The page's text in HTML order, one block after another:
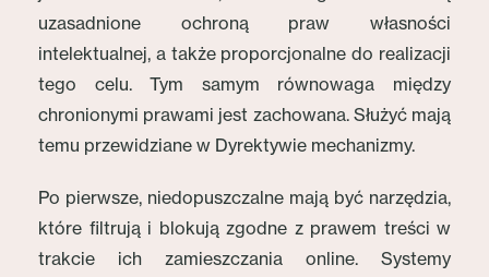
uzasadnione ochroną praw własności
intelektualnej, a także proporcjonalne do realizacji
tego celu. Tym samym równowaga między
chronionymi prawami jest zachowana. Służyć mają
temu przewidziane w Dyrektywie mechanizmy.
Po pierwsze, niedopuszczalne mają być narzędzia,
które filtrują i blokują zgodne z prawem treści w
trakcie ich zamieszczania online. Systemy